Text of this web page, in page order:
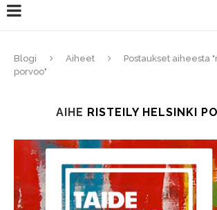
Blogi Aiheet
Postaukset aiheesta
porvoo"
AIHE RISTEILY HELSINKI